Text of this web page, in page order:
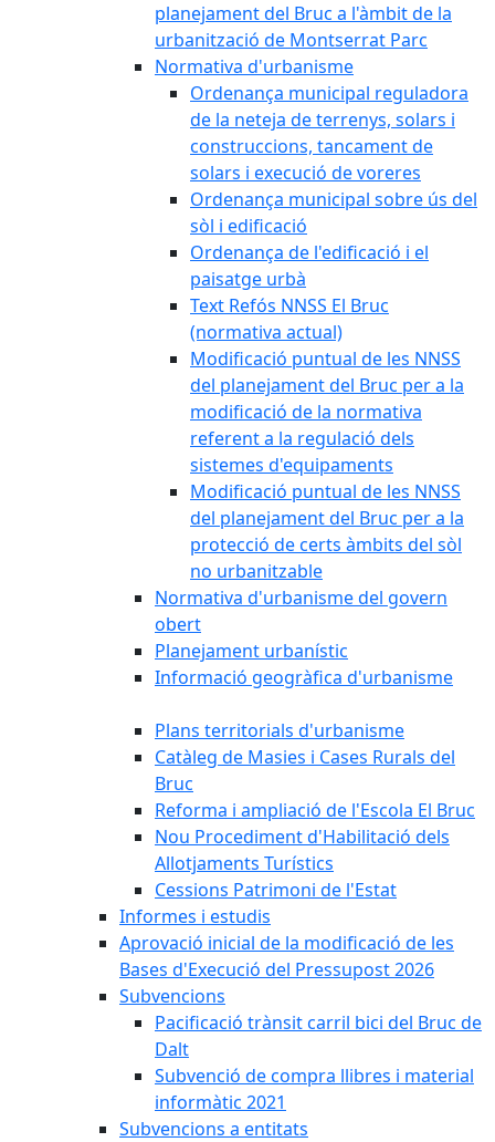
planejament del Bruc a l'àmbit de la
urbanització de Montserrat Parc
Normativa d'urbanisme
Ordenança municipal reguladora
de la neteja de terrenys, solars i
construccions, tancament de
solars i execució de voreres
Ordenança municipal sobre ús del
sòl i edificació
Ordenança de l'edificació i el
paisatge urbà
Text Refós NNSS El Bruc
(normativa actual)
Modificació puntual de les NNSS
del planejament del Bruc per a la
modificació de la normativa
referent a la regulació dels
sistemes d'equipaments
Modificació puntual de les NNSS
del planejament del Bruc per a la
protecció de certs àmbits del sòl
no urbanitzable
Normativa d'urbanisme del govern
obert
Planejament urbanístic
Informació geogràfica d'urbanisme
Plans territorials d'urbanisme
Catàleg de Masies i Cases Rurals del
Bruc
Reforma i ampliació de l'Escola El Bruc
Nou Procediment d'Habilitació dels
Allotjaments Turístics
Cessions Patrimoni de l'Estat
Informes i estudis
Aprovació inicial de la modificació de les
Bases d'Execució del Pressupost 2026
Subvencions
Pacificació trànsit carril bici del Bruc de
Dalt
Subvenció de compra llibres i material
informàtic 2021
Subvencions a entitats